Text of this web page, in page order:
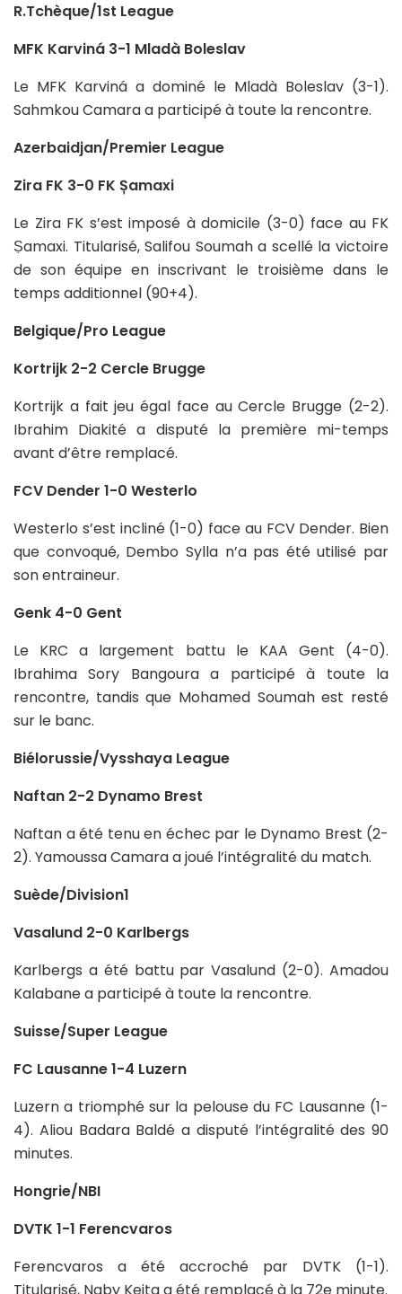
R.Tchèque/1st League
MFK Karviná 3-1 Mladà Boleslav
Le MFK Karviná a dominé le Mladà Boleslav (3-1).
Sahmkou Camara a participé à toute la rencontre.
Azerbaidjan/Premier League
Zira FK 3-0 FK Șamaxi
Le Zira FK s’est imposé à domicile (3-0) face au FK
Ṣamaxi. Titularisé, Salifou Soumah a scellé la victoire
de son équipe en inscrivant le troisième dans le
temps additionnel (90+4).
Belgique/Pro League
Kortrijk 2-2 Cercle Brugge
Kortrijk a fait jeu égal face au Cercle Brugge (2-2).
Ibrahim Diakité a disputé la première mi-temps
avant d’être remplacé.
FCV Dender 1-0 Westerlo
Westerlo s’est incliné (1-0) face au FCV Dender. Bien
que convoqué, Dembo Sylla n’a pas été utilisé par
son entraineur.
Genk 4-0 Gent
Le KRC a largement battu le KAA Gent (4-0).
Ibrahima Sory Bangoura a participé à toute la
rencontre, tandis que Mohamed Soumah est resté
sur le banc.
Biélorussie/Vysshaya League
Naftan 2-2 Dynamo Brest
Naftan a été tenu en échec par le Dynamo Brest (2-
2). Yamoussa Camara a joué l’intégralité du match.
Suède/Division1
Vasalund 2-0 Karlbergs
Karlbergs a été battu par Vasalund (2-0). Amadou
Kalabane a participé à toute la rencontre.
Suisse/Super League
FC Lausanne 1-4 Luzern
Luzern a triomphé sur la pelouse du FC Lausanne (1-
4). Aliou Badara Baldé a disputé l’intégralité des 90
minutes.
Hongrie/NBI
DVTK 1-1 Ferencvaros
Ferencvaros a été accroché par DVTK (1-1).
Titularisé, Naby Keita a été remplacé à la 72e minute.